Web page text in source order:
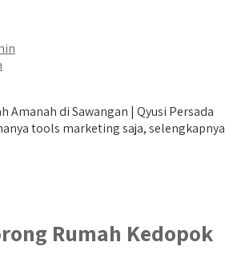
Amanah di Sawangan | Qyusi Persada
tools marketing saja, selengkapnya
Rumah Kedopok